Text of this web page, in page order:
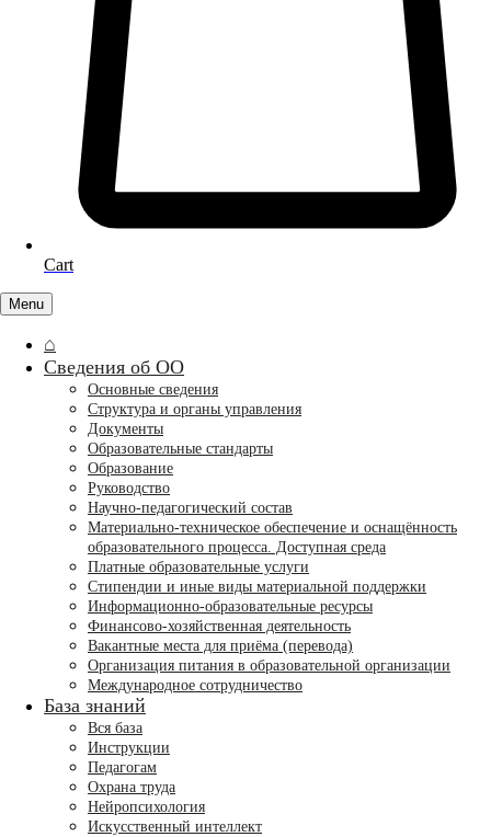
Cart
Menu
⌂
Сведения об ОО
Основные сведения
Структура и органы управления
Документы
Образовательные стандарты
Образование
Руководство
Научно-педагогический состав
Материально-техническое обеспечение и оснащённость
образовательного процесса. Доступная среда
Платные образовательные услуги
Стипендии и иные виды материальной поддержки
Информационно-образовательные ресурсы
Финансово-хозяйственная деятельность
Вакантные места для приёма (перевода)
Организация питания в образовательной организации
Международное сотрудничество
База знаний
Вся база
Инструкции
Педагогам
Охрана труда
Нейропсихология
Искусственный интеллект